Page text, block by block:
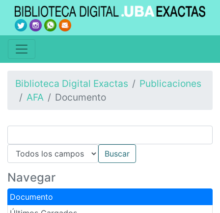
Biblioteca Digital Exactas
Publicaciones
AFA
Documento
Navegar
Documento